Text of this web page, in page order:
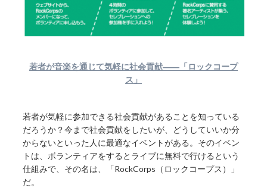
若者が音楽を通じて気軽に社会貢献――「ロックコープ
ス」
若者が気軽に参加できる社会貢献があることを知っている
だろうか？今まで社会貢献をしたいが、どうしていいか分
からないといった人に最適なイベントがある。そのイベン
トは、ボランティアをするとライブに無料で行けるという
仕組みで、その名は、「RockCorps（ロックコープス）」
だ。